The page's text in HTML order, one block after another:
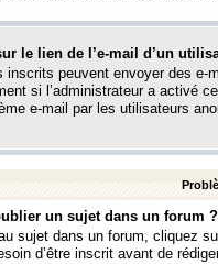
le lien de l’e-mail d’un
peuvent envoyer des e-
si l’administrateur a activé
e-mail par les utilisateurs
un sujet dans un forum ?
sujet dans un forum, cliquez
d’être inscrit avant de